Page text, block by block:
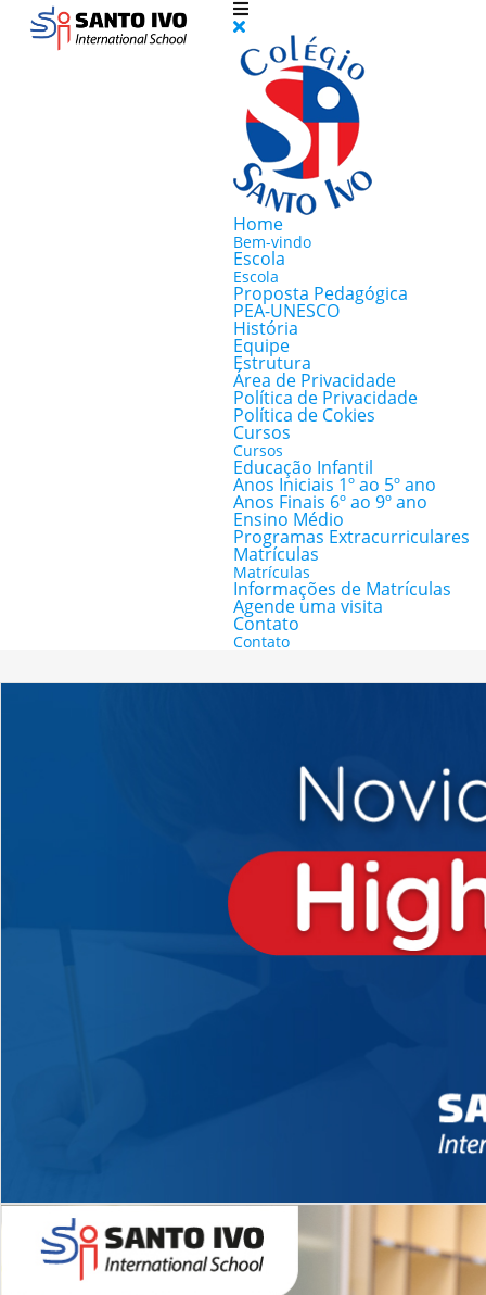
Home
Bem-vindo
Escola
Escola
Proposta Pedagógica
PEA-UNESCO
História
Equipe
Estrutura
Área de Privacidade
Política de Privacidade
Política de Cokies
Cursos
Cursos
Educação Infantil
Anos Iniciais 1º ao 5º ano
Anos Finais 6º ao 9º ano
Ensino Médio
Programas Extracurriculares
Matrículas
Matrículas
Informações de Matrículas
Agende uma visita
Contato
Contato
Novidades 2026 High School